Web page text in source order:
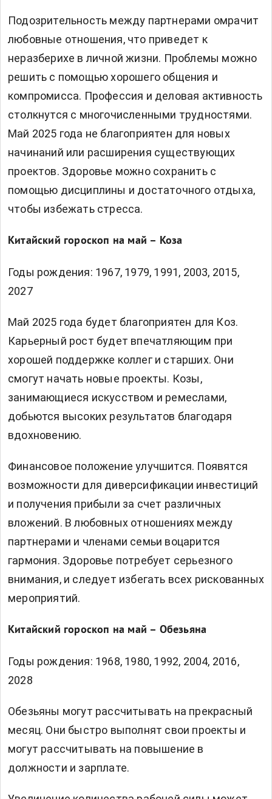
Подозрительность между партнерами омрачит
любовные отношения, что приведет к
неразберихе в личной жизни. Проблемы можно
решить с помощью хорошего общения и
компромисса. Профессия и деловая активность
столкнутся с многочисленными трудностями.
Май 2025 года не благоприятен для новых
начинаний или расширения существующих
проектов. Здоровье можно сохранить с
помощью дисциплины и достаточного отдыха,
чтобы избежать стресса.
Китайский гороскоп на май – Коза
Годы рождения: 1967, 1979, 1991, 2003, 2015,
2027
Май 2025 года будет благоприятен для Коз.
Карьерный рост будет впечатляющим при
хорошей поддержке коллег и старших. Они
смогут начать новые проекты. Козы,
занимающиеся искусством и ремеслами,
добьются высоких результатов благодаря
вдохновению.
Финансовое положение улучшится. Появятся
возможности для диверсификации инвестиций
и получения прибыли за счет различных
вложений. В любовных отношениях между
партнерами и членами семьи воцарится
гармония. Здоровье потребует серьезного
внимания, и следует избегать всех рискованных
мероприятий.
Китайский гороскоп на май – Обезьяна
Годы рождения: 1968, 1980, 1992, 2004, 2016,
2028
Обезьяны могут рассчитывать на прекрасный
месяц. Они быстро выполнят свои проекты и
могут рассчитывать на повышение в
должности и зарплате.